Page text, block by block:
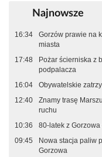
Najnowsze
16:34
Gorzów prawie na
miasta
17:48
Pożar ścierniska z
podpalacza
16:04
Obywatelskie
12:40
Znamy trasę
ruchu
10:36
80-latek z Gorzowa
09:45
Nowa stacja paliw
Gorzowa